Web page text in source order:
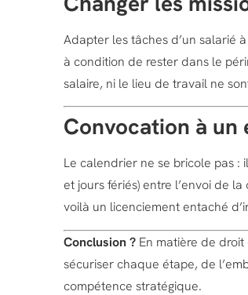
Adapter les tâches d’un salarié
à condition de rester dans le
salaire, ni le lieu de travail ne
Convocation à
Le calendrier ne se bricole pas :
et jours fériés) entre l’envoi de
voilà un licenciement entaché
Conclusion ?En matière de droit
sécuriser chaque étape, de
compétence stratégique.